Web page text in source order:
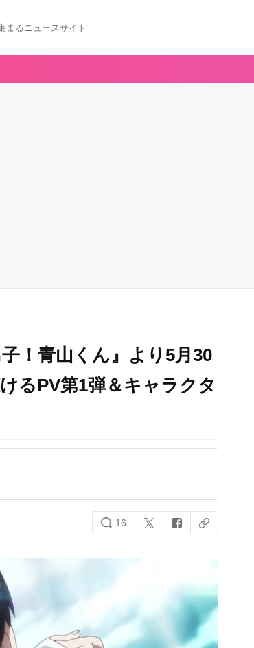
まるニュースサイト
！青山くん』より5月30
るPV第1弾＆キャラクタ
16